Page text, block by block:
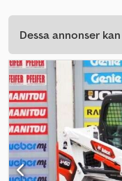
Dessa annonser